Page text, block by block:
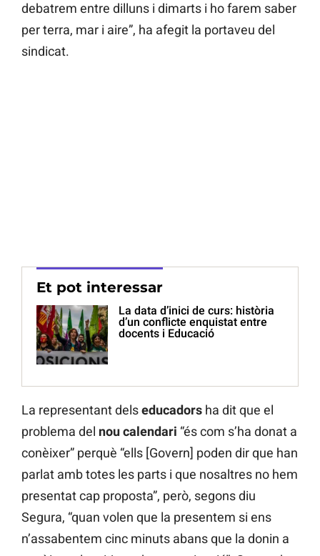
debatrem entre dilluns i dimarts i ho farem saber
per terra, mar i aire”, ha afegit la portaveu del
sindicat.
Et pot interessar
La data d’inici de curs: història
d’un conflicte enquistat entre
docents i Educació
La representant delseducadors ha dit que el
problema del nou calendari “és com s’ha donat a
conèixer” perquè “ells [Govern] poden dir que han
parlat amb totes les parts i que nosaltres no hem
presentat cap proposta”, però, segons diu
Segura, “quan volen que la presentem si ens
n’assabentem cinc minuts abans que la donin a